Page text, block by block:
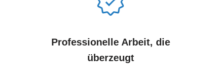
Professionelle Arbeit, die
überzeugt